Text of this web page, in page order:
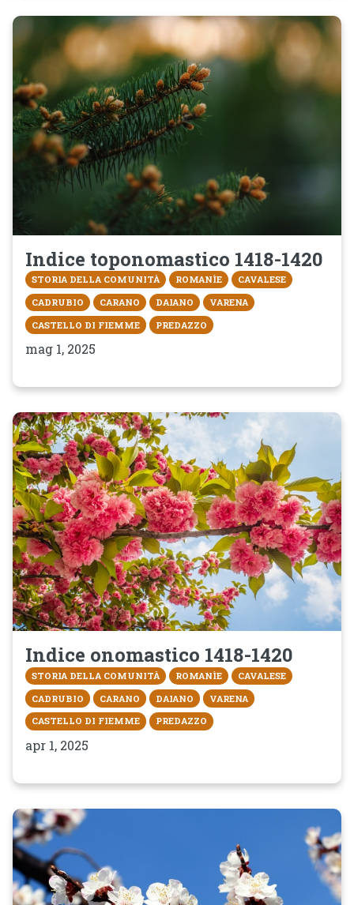
Indice toponomastico 1418-1420
STORIA DELLA COMUNITÀ ROMANÌE
CAVALESE
CADRUBIO
CARANO DAIANO
VARENA
CASTELLO DI FIEMME
PREDAZZO
mag 1, 2025
Indice onomastico 1418-1420
STORIA DELLA COMUNITÀ ROMANÌE
CAVALESE
CADRUBIO
CARANO DAIANO
VARENA
CASTELLO DI FIEMME
PREDAZZO
apr 1, 2025